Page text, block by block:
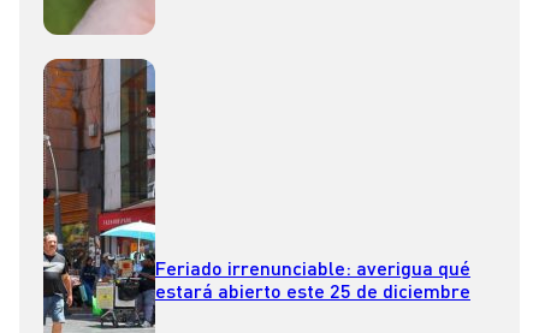
Feriado irrenunciable: averigua qué
estará abierto este 25 de diciembre